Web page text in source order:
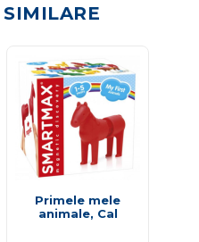
Primele mele
animale, Cal